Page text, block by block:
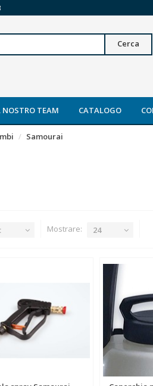
Cerca
NOSTRO TEAM CATALOGO
Samourai
Mostrare: 24